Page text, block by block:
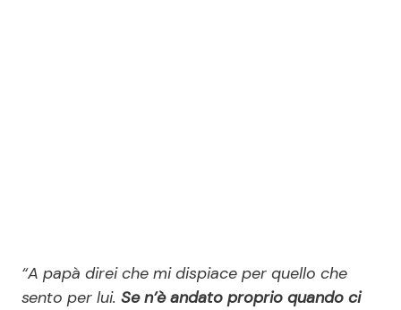
“A papà direi che mi dispiace per quello che
sento per lui. Se n’è andato proprio quando ci